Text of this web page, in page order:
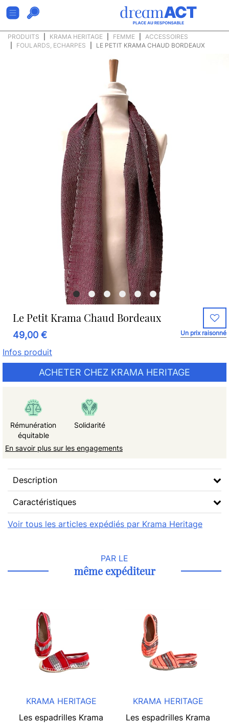
PRODUITS KRAMA HERITAGE FEMME
ACCESSOIRES
FOULARDS, ECHARPES
LE PETIT KRAMA CHAUD BORDEAUX
Le Petit Krama Chaud Bordeaux
49,00 € Un prix raisonné
Infos produit
ACHETER CHEZ KRAMA HERITAGE
Rémunération
équitable
Solidarité
En savoir plus sur les engagements
Description
Caractéristiques
Voir tous les articles expédiés par Krama Heritage
PAR LE
même expéditeur
KRAMA HERITAGE
Les espadrilles Krama
KRAMA HERITAGE
Les espadrilles Krama